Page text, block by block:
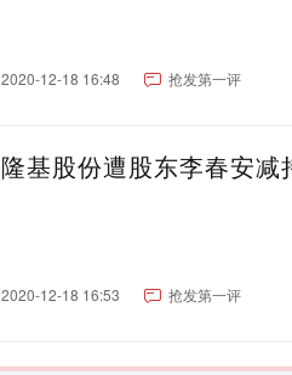
2020-12-18 16:48 抢发第一评
隆基股份遭股东李春安
2020-12-18 16:53 抢发第一评